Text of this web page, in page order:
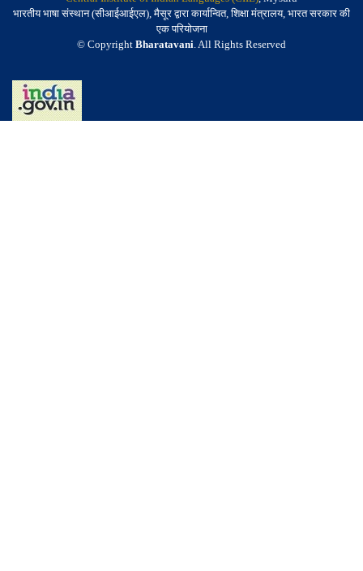
भारतीय भाषा संस्थान (सीआईआईएल), मैसूर द्वारा कार्यान्वित, शिक्षा मंत्रालय, भारत सरकार की
एक परियोजना
© Copyright Bharatavani. All Rights Reserved